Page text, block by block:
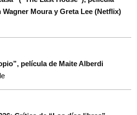
Moura y Greta Lee (Netflix)
película de Maite Alberdi